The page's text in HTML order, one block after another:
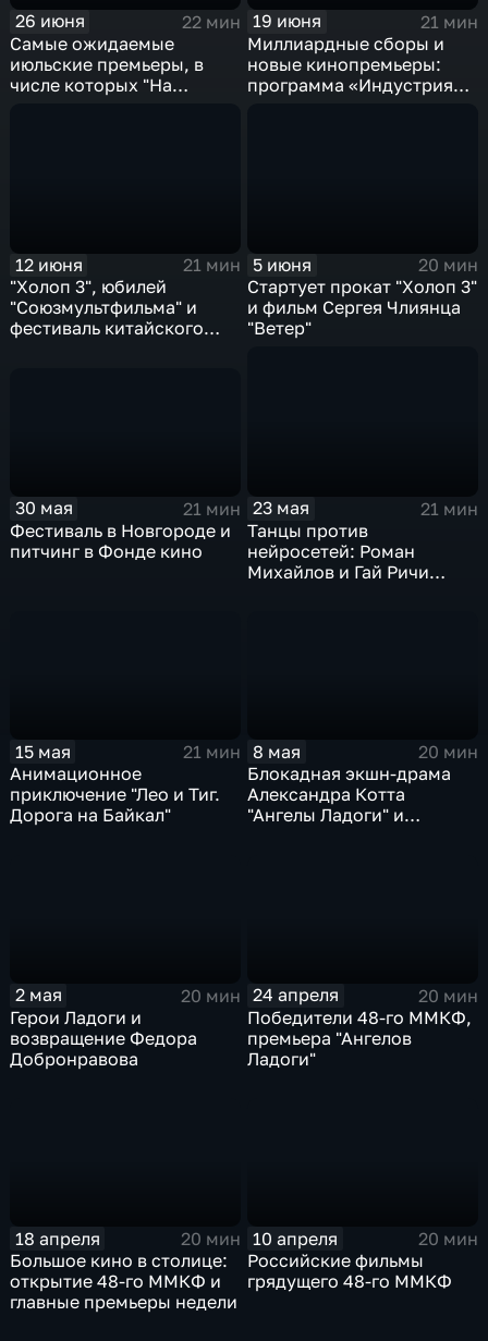
26 июня
22 мин
Самые ожидаемые
июльские премьеры, в
числе которых "На
19 июня
21 мин
Миллиардные сборы и
новые кинопремьеры:
программа «Индустрия
12 июня
21 мин
"Холоп 3", юбилей
"Союзмультфильма" и
фестиваль китайского
5 июня
20 мин
Стартует прокат "Холоп 3"
и фильм Сергея Члиянца
"Ветер"
30 мая
21 мин
Фестиваль в Новгороде и
питчинг в Фонде кино
23 мая
21 мин
Танцы против
нейросетей: Роман
Михайлов и Гай Ричи
15 мая
21 мин
Анимационное
приключение "Лео и Тиг.
Дорога на Байкал"
8 мая
20 мин
Блокадная экшн-драма
Александра Котта
"Ангелы Ладоги" и
2 мая
20 мин
Герои Ладоги и
возвращение Федора
Добронравова
24 апреля
20 мин
Победители 48-го ММКФ,
премьера "Ангелов
Ладоги"
18 апреля
20 мин
Большое кино в столице:
открытие 48-го ММКФ и
главные премьеры недели
10 апреля
20 мин
Российские фильмы
грядущего 48-го ММКФ